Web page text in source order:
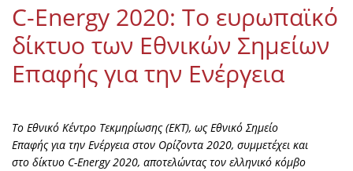
Επικοινωνία
C-Energy 2020: Το ευρωπαϊκό
δίκτυο των Εθνικών Σημείων
Επαφής για την Ενέργεια
Το Εθνικό Κέντρο Τεκμηρίωσης (ΕKT), ως Εθνικό Σημείο
Επαφής για την Ενέργεια στον Ορίζοντα 2020, συμμετέχει και
στο δίκτυο C-Energy 2020, αποτελώντας τον ελληνικό κόμβο